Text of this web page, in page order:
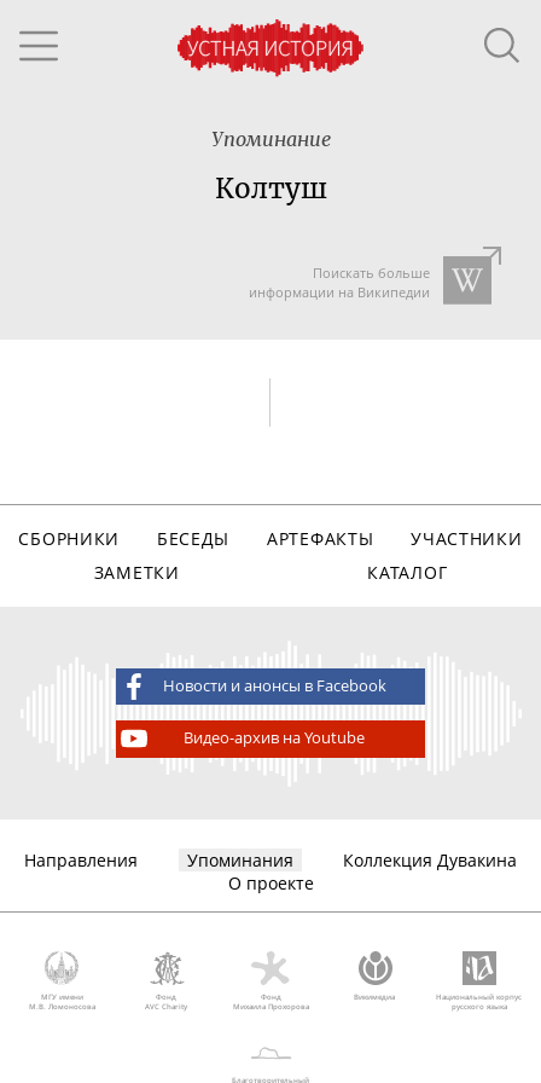
Упоминание
Колтуш
Поискать больше
информации на Википедии
СБОРНИКИ БЕСЕДЫ АРТЕФАКТЫ
УЧАСТНИКИ
ЗАМЕТКИ
КАТАЛОГ
Новости и анонсы в Facebook
Видео-архив на Youtube
Направления Упоминания
Коллекция Дувакина
О проекте
МГУ имени
М.В. Ломоносова
Фонд
AVC Charity
Фонд
Михаила Прохорова
Викимедиа
Национальный корпус
русского языка
Благотворительный